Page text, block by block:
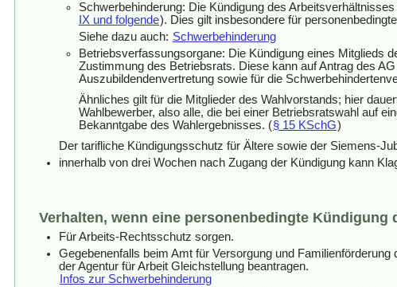
Schwerbehinderung: Die Kündigung des
IX und folgende). Dies gilt insbesondere für
Siehe dazu auch: Schwerbehinderung
Betriebsverfassungsorgane: Die Kündigung eines Mitglieds
Zustimmung des Betriebsrats. Diese kann auf Antrag des
Auszubildendenvertretung sowie für die
Ähnliches gilt für die Mitglieder des Wahlvorstands; hier
Wahlbewerber, also alle, die bei einer Betriebsratswahl auf
Bekanntgabe des Wahlergebnisses. (§ 15 KSchG)
Der tarifliche Kündigungsschutz für Ältere sowie der Siemens-
innerhalb von drei Wochen nach Zugang der Kündigung kann
Verhalten, wenn eine personenbedingte Kündigung
Für Arbeits-Rechtsschutz sorgen.
Gegebenenfalls beim Amt für Versorgung und
der Agentur für Arbeit Gleichstellung beantragen.
Infos zur Schwerbehinderung